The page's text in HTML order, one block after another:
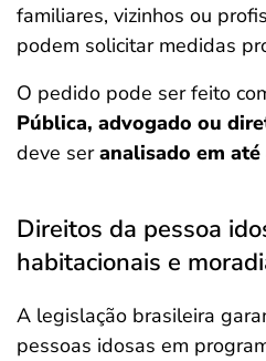
familiares, vizinhos ou
podem solicitar medidas
O pedido pode ser feito
Pública, advogado ou
deve seranalisado em
Direitos da pessoa
habitacionais e
A legislação brasileira
pessoas idosas em